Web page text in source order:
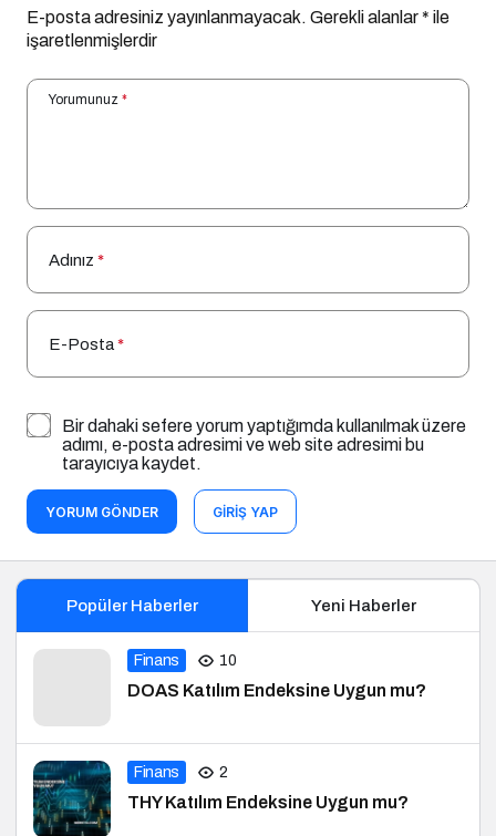
E-posta adresiniz yayınlanmayacak. Gerekli alanlar* ile
işaretlenmişlerdir
Yorumunuz *
Adınız *
E-Posta*
Bir dahaki sefere yorum yaptığımda kullanılmak üzere
adımı, e-posta adresimi ve web site adresimi bu
tarayıcıya kaydet.
YORUM GÖNDER GIRIŞ YAP
Popüler Haberler Yeni Haberler
Finans 10
DOAS Katılım Endeksine Uygun mu?
Finans 2
THY Katılım Endeksine Uygun mu?